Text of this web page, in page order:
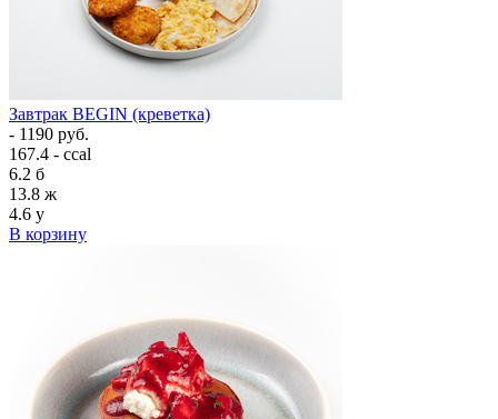
Завтрак BEGIN (креветка)
- 1190 руб.
167.4 - ccal
6.2 б
13.8 ж
4.6 у
В корзину